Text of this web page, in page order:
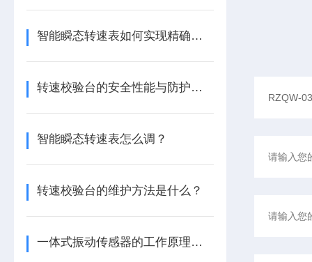
智能瞬态转速表如何实现精确测量？
转速校验台的安全性能与防护措施
智能瞬态转速表怎么调？
转速校验台的维护方法是什么？
一体式振动传感器的工作原理是什么？